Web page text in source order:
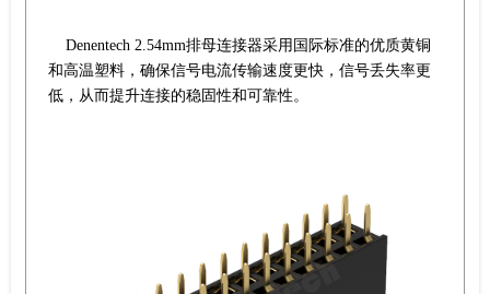
Denentech 2.54mm排母连接器采用国际标准的优质黄铜
和高温塑料，确保信号电流传输速度更快，信号丢失率更
低，从而提升连接的稳固性和可靠性。